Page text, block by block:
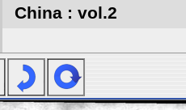
China : vol.2